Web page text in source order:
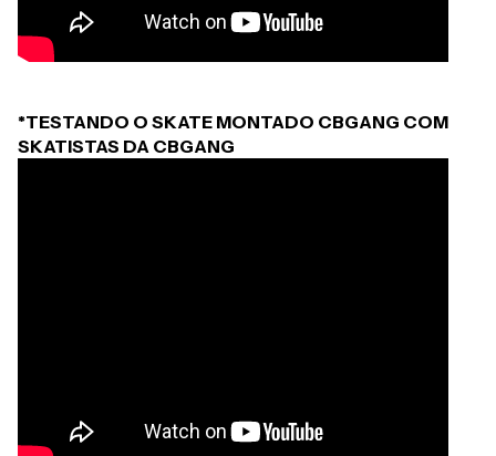
*TESTANDO O SKATE MONTADO CBGANG COM
SKATISTAS DA CBGANG